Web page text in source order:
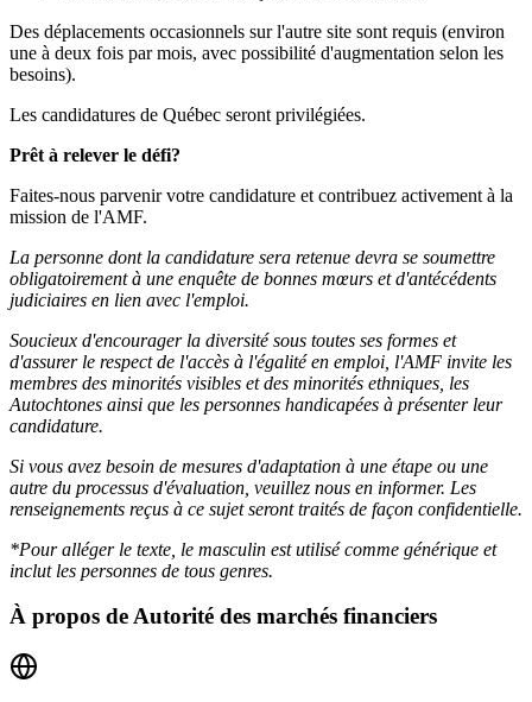
Des déplacements occasionnels sur l'autre site sont requis (environ
une à deux fois par mois, avec possibilité d'augmentation selon les
besoins).
Les candidatures de Québec seront privilégiées.
Prêt à relever le défi?
Faites-nous parvenir votre candidature et contribuez activement à la
mission de l'AMF.
La personne dont la candidature sera retenue devra se soumettre
obligatoirement à une enquête de bonnes mœurs et d'antécédents
judiciaires en lien avec l'emploi.
Soucieux d'encourager la diversité sous toutes ses formes et
d'assurer le respect de l'accès à l'égalité en emploi, l'AMF invite les
membres des minorités visibles et des minorités ethniques, les
Autochtones ainsi que les personnes handicapées à présenter leur
candidature.
Si vous avez besoin de mesures d'adaptation à une étape ou une
autre du processus d'évaluation, veuillez nous en informer. Les
renseignements reçus à ce sujet seront traités de façon confidentielle.
*Pour alléger le texte, le masculin est utilisé comme générique et
inclut les personnes de tous genres.
À propos deAutorité des marchés financiers